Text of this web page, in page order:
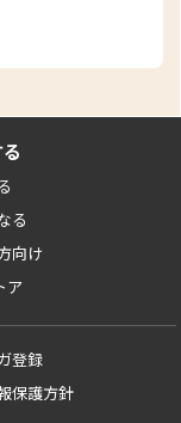
る
向け
ア
登録
保護方針